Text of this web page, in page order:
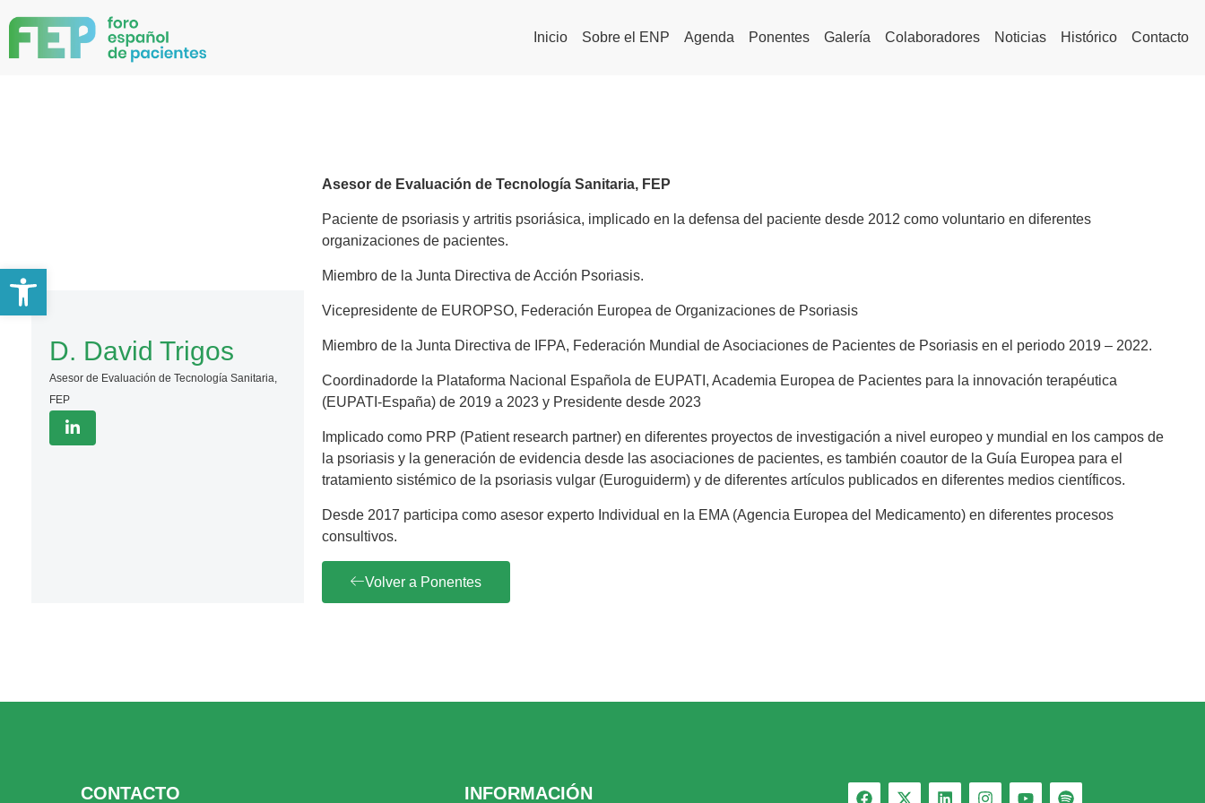
Inicio Sobre el ENP Agenda Ponentes Galería Colaboradores Noticias Histórico Contacto
D. David Trigos
Asesor de Evaluación de Tecnología Sanitaria,
FEP
Asesor de Evaluación de Tecnología Sanitaria, FEP
Paciente de psoriasis y artritis psoriásica, implicado en la defensa del paciente desde 2012 como voluntario en diferentes
organizaciones de pacientes.
Miembro de la Junta Directiva de Acción Psoriasis.
Vicepresidente de EUROPSO, Federación Europea de Organizaciones de Psoriasis
Miembro de la Junta Directiva de IFPA, Federación Mundial de Asociaciones de Pacientes de Psoriasis en el periodo 2019 – 2022.
Coordinadorde la Plataforma Nacional Española de EUPATI, Academia Europea de Pacientes para la innovación terapéutica
(EUPATI-España) de 2019 a 2023 y Presidente desde 2023
Implicado como PRP (Patient research partner) en diferentes proyectos de investigación a nivel europeo y mundial en los campos de
la psoriasis y la generación de evidencia desde las asociaciones de pacientes, es también coautor de la Guía Europea para el
tratamiento sistémico de la psoriasis vulgar (Euroguiderm) y de diferentes artículos publicados en diferentes medios científicos.
Desde 2017 participa como asesor experto Individual en la EMA (Agencia Europea del Medicamento) en diferentes procesos
consultivos.
Volver a Ponentes
CONTACTO INFORMACIÓN
Abrir barra de herramientas